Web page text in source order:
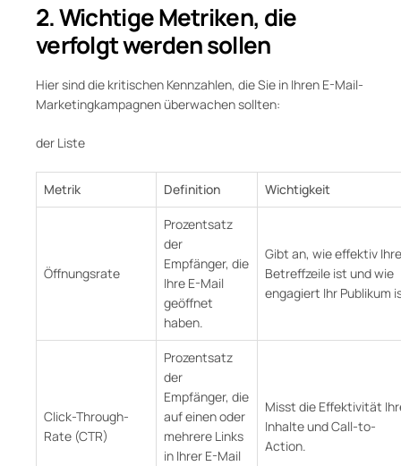
2. Wichtige Metriken, die
verfolgt werden sollen
Hier sind die kritischen Kennzahlen, die Sie in Ihren E-Mail-
Marketingkampagnen überwachen sollten:
der Liste
Metrik Definition Wichtigkeit
Öffnungsrate
Prozentsatz
der
Empfänger, die
Ihre E-Mail
geöffnet
haben.
Gibt an, wie effektiv Ihre
Betreffzeile ist und wie
engagiert Ihr Publikum
Click-Through-
Rate (CTR)
Prozentsatz
der
Empfänger, die
auf einen oder
mehrere Links
in Ihrer E-Mail
Misst die Effektivität
Inhalte und Call-to-
Action.